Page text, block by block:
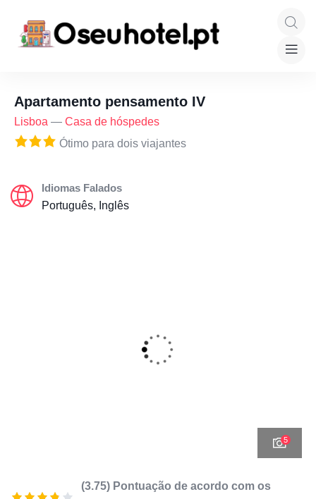
Apartamento pensamento IV
Lisboa — Casa de hóspedes
Ótimo para dois viajantes
Idiomas Falados
Português, Inglês
5
(3.75) Pontuação de acordo com os